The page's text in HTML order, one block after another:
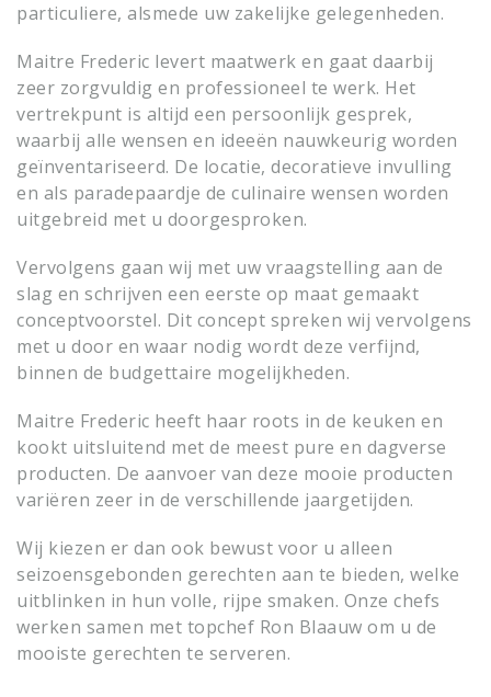
particuliere, alsmede uw zakelijke gelegenheden.
Maitre Frederic levert maatwerk en gaat daarbij
zeer zorgvuldig en professioneel te werk. Het
vertrekpunt is altijd een persoonlijk gesprek,
waarbij alle wensen en ideeën nauwkeurig worden
geïnventariseerd. De locatie, decoratieve invulling
en als paradepaardje de culinaire wensen worden
uitgebreid met u doorgesproken.
Vervolgens gaan wij met uw vraagstelling aan de
slag en schrijven een eerste op maat gemaakt
conceptvoorstel. Dit concept spreken wij vervolgens
met u door en waar nodig wordt deze verfijnd,
binnen de budgettaire mogelijkheden.
Maitre Frederic heeft haar roots in de keuken en
kookt uitsluitend met de meest pure en dagverse
producten. De aanvoer van deze mooie producten
variëren zeer in de verschillende jaargetijden.
Wij kiezen er dan ook bewust voor u alleen
seizoensgebonden gerechten aan te bieden, welke
uitblinken in hun volle, rijpe smaken. Onze chefs
werken samen met topchef Ron Blaauw om u de
mooiste gerechten te serveren.